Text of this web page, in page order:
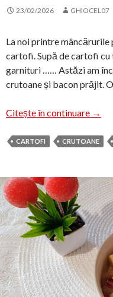
23/02/2026 GHIOCEL07
La noi printre mâncărurile
cartofi. Supă de cartofi cu
garnituri …… Astăzi am
crutoane și bacon prăjit.
Citește în continuare →
CARTOFI CRUTOANE